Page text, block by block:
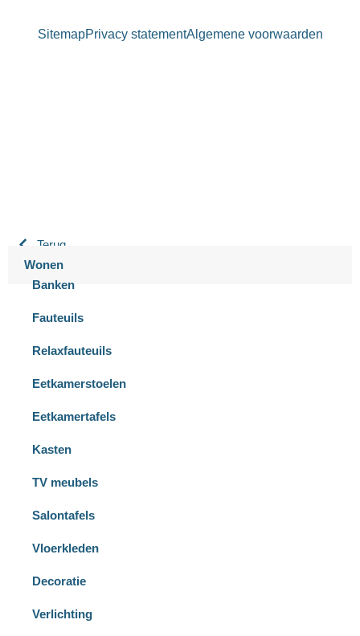
SitemapPrivacy statementAlgemene voorwaarden
Terug
Wonen
Banken
Fauteuils
Relaxfauteuils
Eetkamerstoelen
Eetkamertafels
Kasten
TV meubels
Salontafels
Vloerkleden
Decoratie
Verlichting